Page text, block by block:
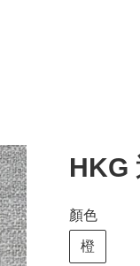
HKG
顏色
橙